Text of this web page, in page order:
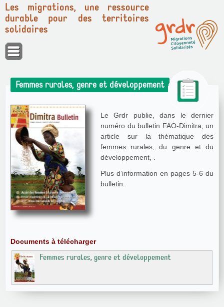
Panneau de gestion des cookies
Les migrations, une ressource
durable pour des territoires
solidaires
Femmes rurales, genre et développement
Le Grdr publie, dans le dernier
numéro du bulletin FAO-Dimitra, un
article sur la thématique des
femmes rurales, du genre et du
développement, .
Plus d’information en pages 5-6 du
bulletin.
Documents à télécharger
Femmes rurales, genre et développement